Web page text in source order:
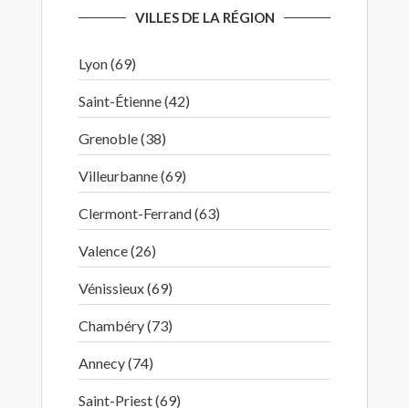
VILLES DE LA RÉGION
Lyon (69)
Saint-Étienne (42)
Grenoble (38)
Villeurbanne (69)
Clermont-Ferrand (63)
Valence (26)
Vénissieux (69)
Chambéry (73)
Annecy (74)
Saint-Priest (69)